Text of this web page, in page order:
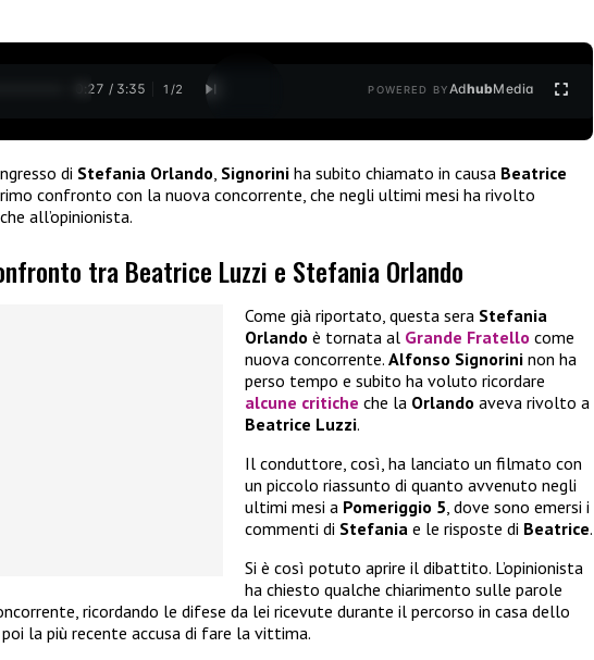
0:28 / 3:35 1 /2 POWERED BYAdhubMedia
di Stefania Orlando Signorini ha subito chiamato in causa Beatrice
confronto con la nuova concorrente, che negli ultimi mesi ha rivolto
all’opinionista.
tra Beatrice Luzzi e Stefania Orlando
Come già riportato, questa sera Stefania
Orlando è tornata al Grande Fratello come
nuova concorrente. Alfonso Signorini non ha
perso tempo e subito ha voluto ricordare
alcune critiche che la Orlando aveva rivolto a
Beatrice Luzzi.
Il conduttore, così, ha lanciato un filmato con
un piccolo riassunto di quanto avvenuto negli
ultimi mesi a Pomeriggio 5, dove sono emersi i
commenti di Stefania e le risposte di Beatrice.
Si è così potuto aprire il dibattito. L’opinionista
ha chiesto qualche chiarimento sulle parole
ricordando le difese da lei ricevute durante il percorso in casa dello
la più recente accusa di fare la vittima.